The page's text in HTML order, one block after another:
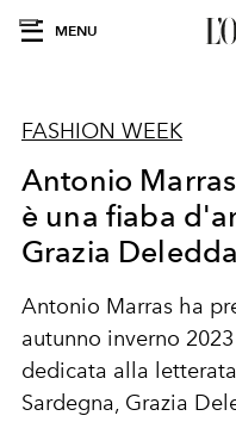
MENU
FASHION WEEK
Antonio
è una fiaba
Grazia Deledda
Antonio Marras ha
autunno inverno
dedicata alla
Sardegna, Grazia